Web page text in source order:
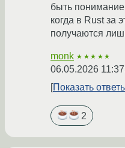
быть
когда в Rust за
получаются
monk ★★★★★
06.05.2026
Показать
2